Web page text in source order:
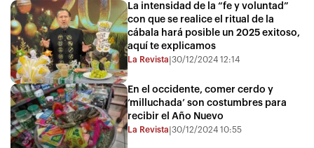
La intensidad de la “fe y voluntad”
con que se realice el ritual de la
cábala hará posible un 2025 exitoso,
aquí te explicamos
La Revista |30/12/2024 12:14
En el occidente, comer cerdo y
‘milluchada’ son costumbres para
recibir el Año Nuevo
La Revista |30/12/2024 10:55